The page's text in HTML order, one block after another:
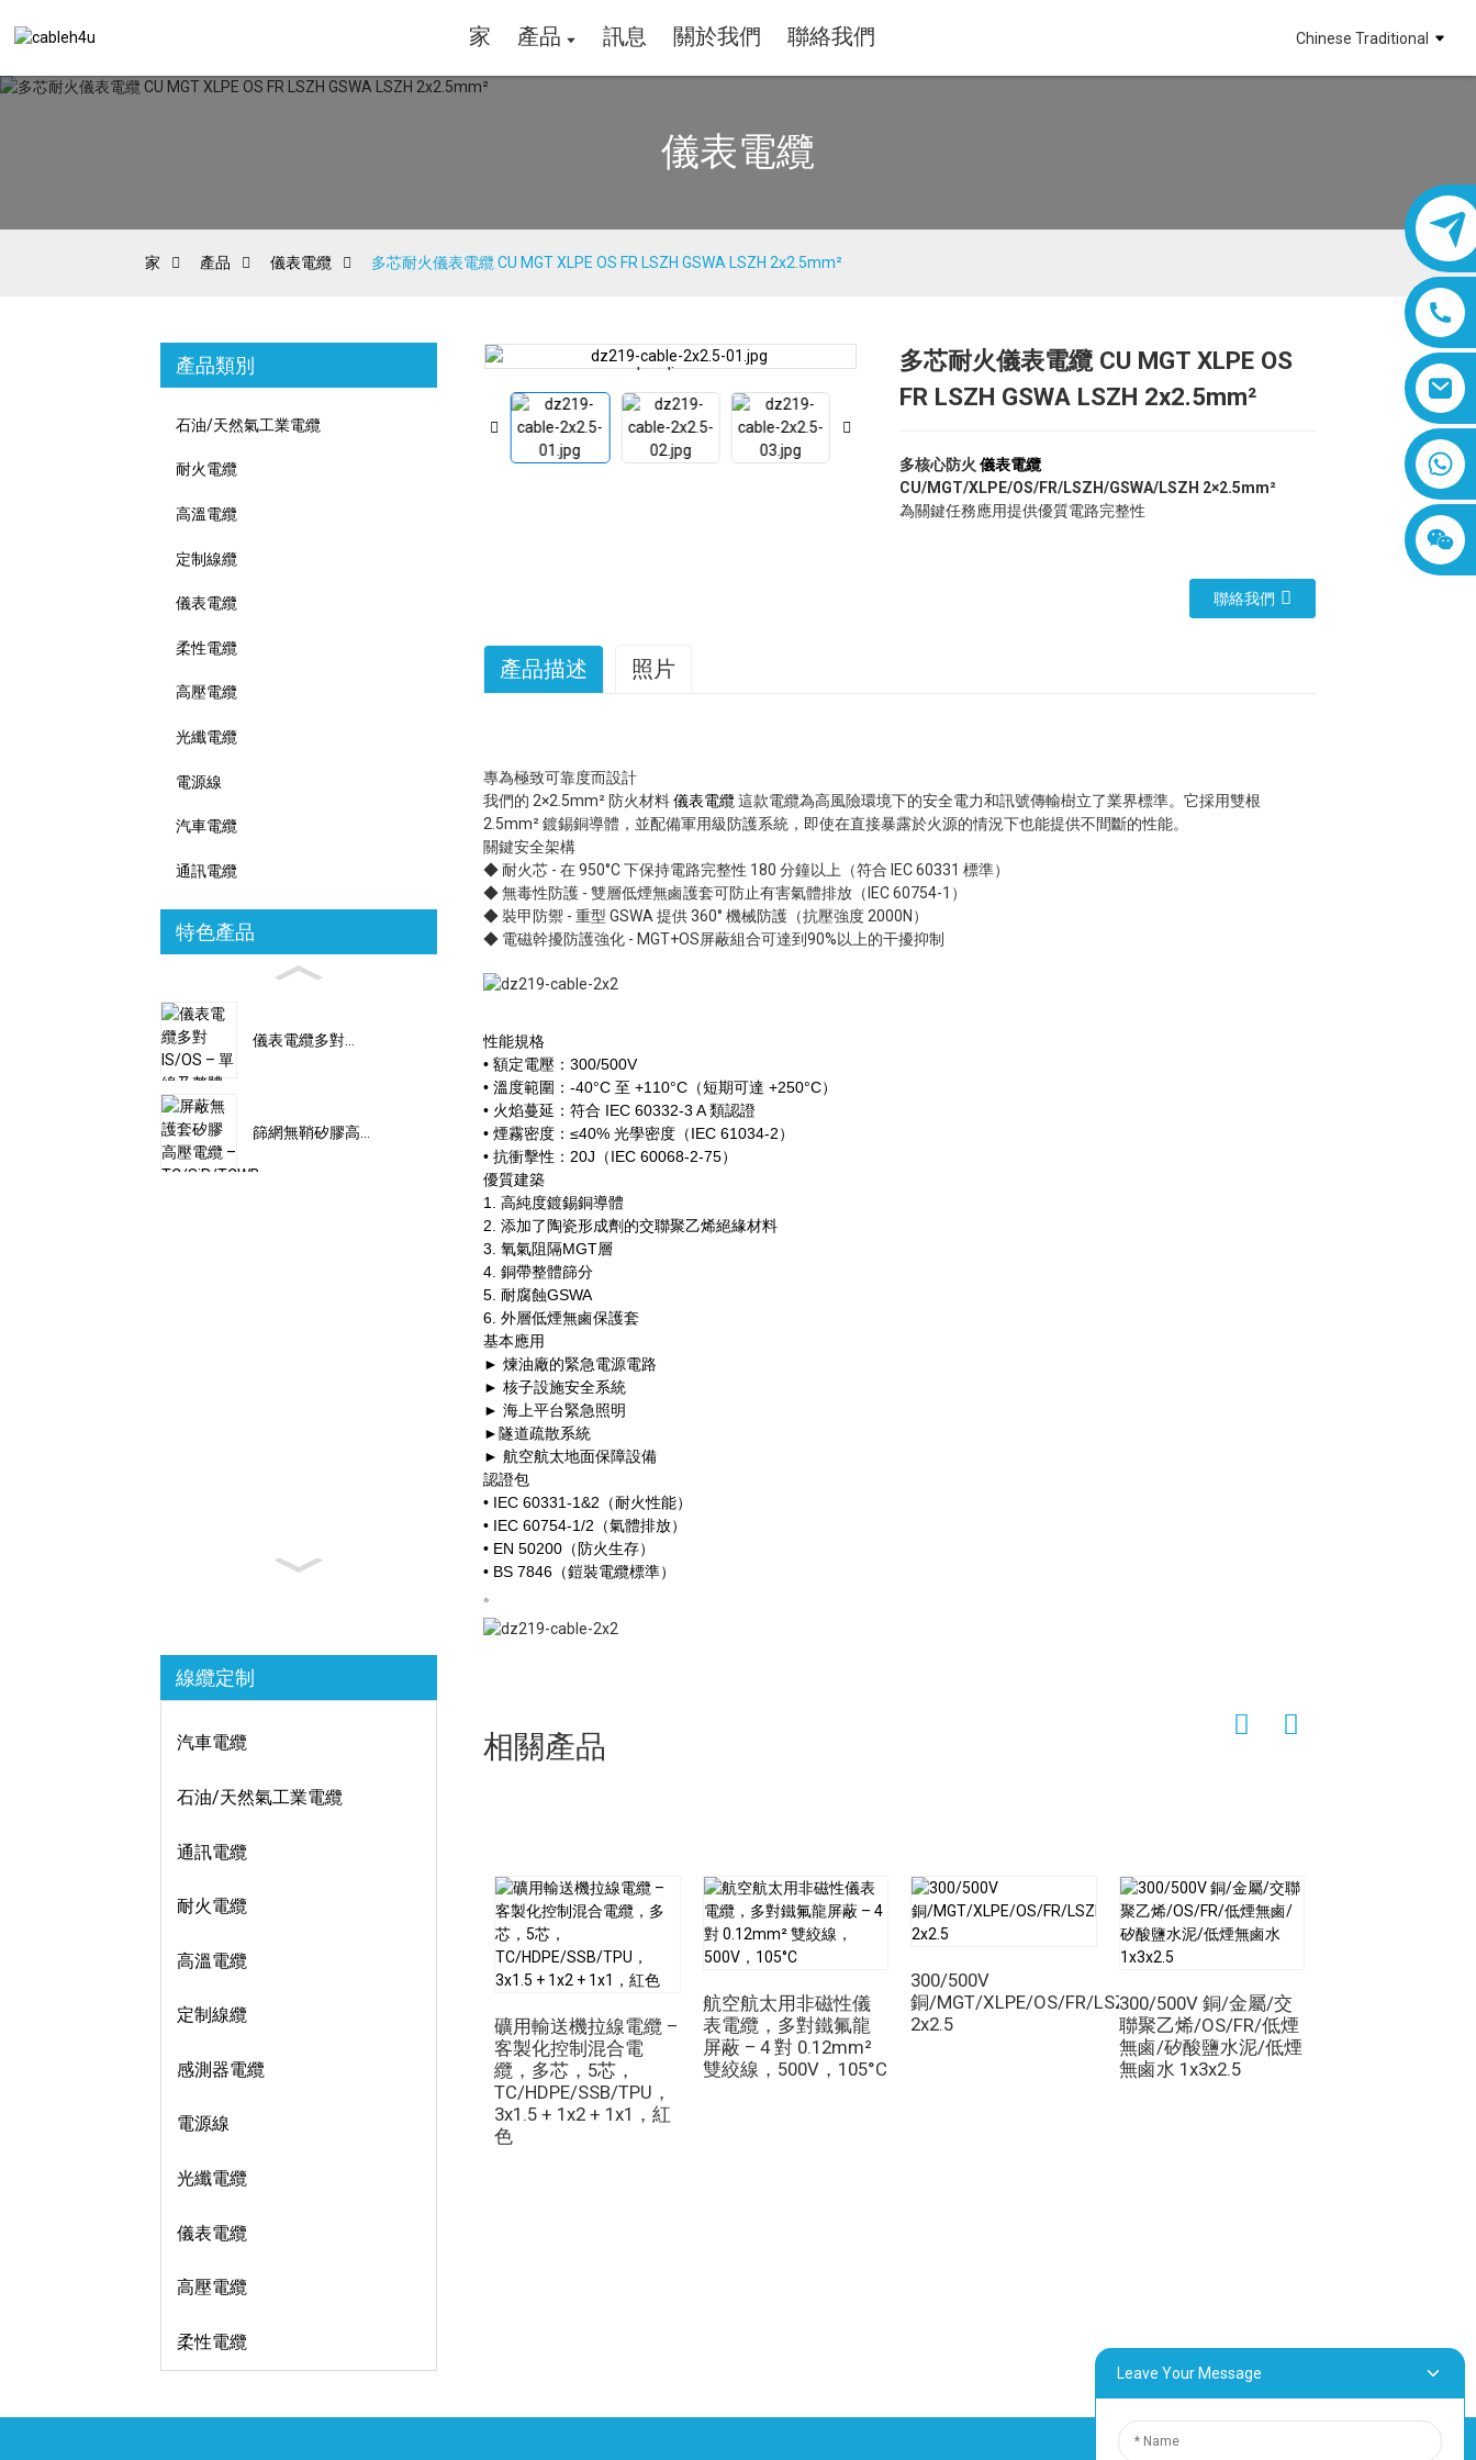
家 產品 訊息 關於我們 聯絡我們 Chinese Traditional
儀表電纜
家 產品 儀表電纜 多芯耐火儀表電纜 CU MGT XLPE OS FR LSZH GSWA LSZH 2x2.5mm²
產品類別
石油/天然氣工業電纜
耐火電纜
高溫電纜
定制線纜
儀表電纜
柔性電纜
高壓電纜
光纖電纜
電源線
汽車電纜
通訊電纜
特色產品
儀表電纜多對...
篩網無鞘矽膠高...
線纜定制
汽車電纜
石油/天然氣工業電纜
通訊電纜
耐火電纜
高溫電纜
定制線纜
感測器電纜
電源線
光纖電纜
儀表電纜
高壓電纜
柔性電纜
Loading...
Loading... Loading...
Loading... Loading...
Loading... Loading...
Loading...
多芯耐火儀表電纜 CU MGT XLPE OS
FR LSZH GSWA LSZH 2x2.5mm²
多核心防火 儀表電纜
CU/MGT/XLPE/OS/FR/LSZH/GSWA/LSZH 2×2.5mm²
為關鍵任務應用提供優質電路完整性
聯絡我們
產品描述 照片
專為極致可靠度而設計
我們的 2×2.5mm² 防火材料儀表電纜 這款電纜為高風險環境下的安全電力和訊號傳輸樹立了業界標準。它採用雙根
2.5mm² 鍍錫銅導體，並配備軍用級防護系統，即使在直接暴露於火源的情況下也能提供不間斷的性能。
關鍵安全架構
◆ 耐火芯 - 在 950°C 下保持電路完整性 180 分鐘以上（符合 IEC 60331 標準）
◆ 無毒性防護 - 雙層低煙無鹵護套可防止有害氣體排放（IEC 60754-1）
◆ 裝甲防禦 - 重型 GSWA 提供 360° 機械防護（抗壓強度 2000N）
◆ 電磁幹擾防護強化 - MGT+OS屏蔽組合可達到90%以上的干擾抑制
性能規格
• 額定電壓：300/500V
• 溫度範圍：-40°C 至 +110°C（短期可達 +250°C）
• 火焰蔓延：符合 IEC 60332-3 A 類認證
• 煙霧密度：≤40% 光學密度（IEC 61034-2）
• 抗衝擊性：20J（IEC 60068-2-75）
優質建築
1. 高純度鍍錫銅導體
2. 添加了陶瓷形成劑的交聯聚乙烯絕緣材料
3. 氧氣阻隔MGT層
4. 銅帶整體篩分
5. 耐腐蝕GSWA
6. 外層低煙無鹵保護套
基本應用
► 煉油廠的緊急電源電路
► 核子設施安全系統
► 海上平台緊急照明
►隧道疏散系統
► 航空航太地面保障設備
認證包
• IEC 60331-1&2（耐火性能）
• IEC 60754-1/2（氣體排放）
• EN 50200（防火生存）
• BS 7846（鎧裝電纜標準）
。
相關產品
礦用輸送機拉線電纜 –
客製化控制混合電
纜，多芯，5芯，
TC/HDPE/SSB/TPU，
3x1.5 + 1x2 + 1x1，紅
色
航空航太用非磁性儀
表電纜，多對鐵氟龍
屏蔽 – 4 對 0.12mm²
雙絞線，500V，105°C
300/500V
銅/MGT/XLPE/OS/FR/LSZH/GSWA/LSZH
2x2.5
300/500V 銅/金屬/交
聯聚乙烯/OS/FR/低煙
無鹵/矽酸鹽水泥/低煙
無鹵水 1x3x2.5
Leave Your Message